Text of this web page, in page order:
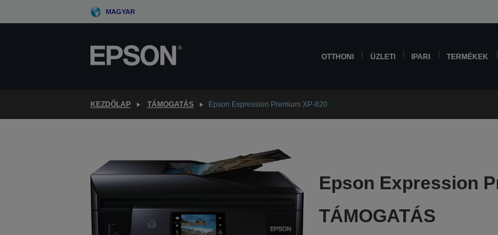
to
MAGYAR
OTTHONI ÜZLETI IPARI TERMÉKEK
KEZDŐLAP TÁMOGATÁS Epson Expression Premium XP-820
Epson Expression
TÁMOGATÁS